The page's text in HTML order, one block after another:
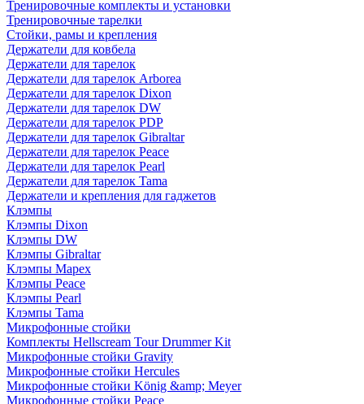
Тренировочные комплекты и установки
Тренировочные тарелки
Стойки, рамы и крепления
Держатели для ковбела
Держатели для тарелок
Держатели для тарелок Arborea
Держатели для тарелок Dixon
Держатели для тарелок DW
Держатели для тарелок PDP
Держатели для тарелок Gibraltar
Держатели для тарелок Peace
Держатели для тарелок Pearl
Держатели для тарелок Tama
Держатели и крепления для гаджетов
Клэмпы
Клэмпы Dixon
Клэмпы DW
Клэмпы Gibraltar
Клэмпы Mapex
Клэмпы Peace
Клэмпы Pearl
Клэмпы Tama
Микрофонные стойки
Комплекты Hellscream Tour Drummer Kit
Микрофонные стойки Gravity
Микрофонные стойки Hercules
Микрофонные стойки König &amp; Meyer
Микрофонные стойки Peace